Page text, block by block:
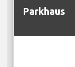
Parkhaus